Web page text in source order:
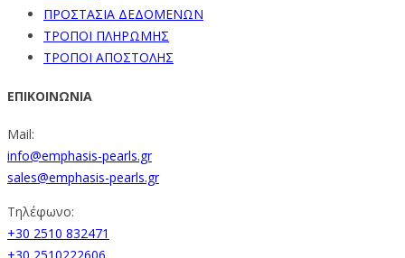
ΠΡΟΣΤΑΣΙΑ ΔΕΔΟΜΕΝΩΝ
ΤΡΟΠΟΙ ΠΛΗΡΩΜΗΣ
ΤΡΟΠΟΙ ΑΠΟΣΤΟΛΗΣ
ΕΠΙΚΟΙΝΩΝΙΑ
Mail:
info@emphasis-pearls.gr
sales@emphasis-pearls.gr
Τηλέφωνο:
+30 2510 832471